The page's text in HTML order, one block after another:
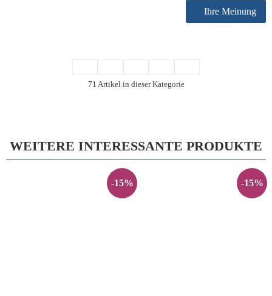
Ihre Meinung
71 Artikel in dieser Kategorie
WEITERE INTERESSANTE PRODUKTE
-15% -15%